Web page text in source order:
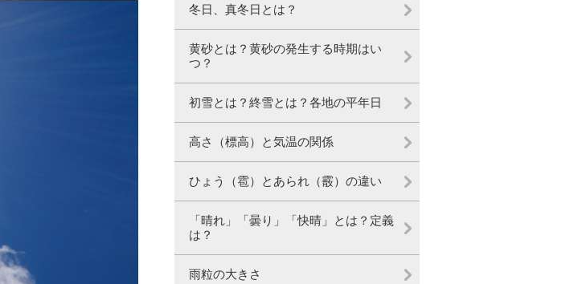
冬日、真冬日とは？
黄砂とは？黄砂の発生する時期はい
つ？
初雪とは？終雪とは？各地の平年日
高さ（標高）と気温の関係
ひょう（雹）とあられ（霰）の違い
「晴れ」「曇り」「快晴」とは？定義
は？
雨粒の大きさ